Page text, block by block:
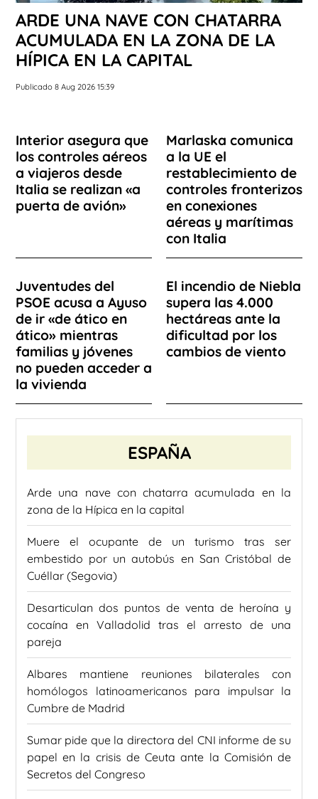
ARDE UNA NAVE CON CHATARRA
ACUMULADA EN LA ZONA DE LA
HÍPICA EN LA CAPITAL
Publicado 8 Aug 2026 15:39
Interior asegura que
los controles aéreos
a viajeros desde
Italia se realizan «a
puerta de avión»
Marlaska comunica
a la UE el
restablecimiento de
controles fronterizos
en conexiones
aéreas y marítimas
con Italia
Juventudes del
PSOE acusa a Ayuso
de ir «de ático en
ático» mientras
familias y jóvenes
no pueden acceder a
la vivienda
El incendio de Niebla
supera las 4.000
hectáreas ante la
dificultad por los
cambios de viento
ESPAÑA
Arde una nave con chatarra acumulada en la
zona de la Hípica en la capital
Muere el ocupante de un turismo tras ser
embestido por un autobús en San Cristóbal de
Cuéllar (Segovia)
Desarticulan dos puntos de venta de heroína y
cocaína en Valladolid tras el arresto de una
pareja
Albares mantiene reuniones bilaterales con
homólogos latinoamericanos para impulsar la
Cumbre de Madrid
Sumar pide que la directora del CNI informe de su
papel en la crisis de Ceuta ante la Comisión de
Secretos del Congreso